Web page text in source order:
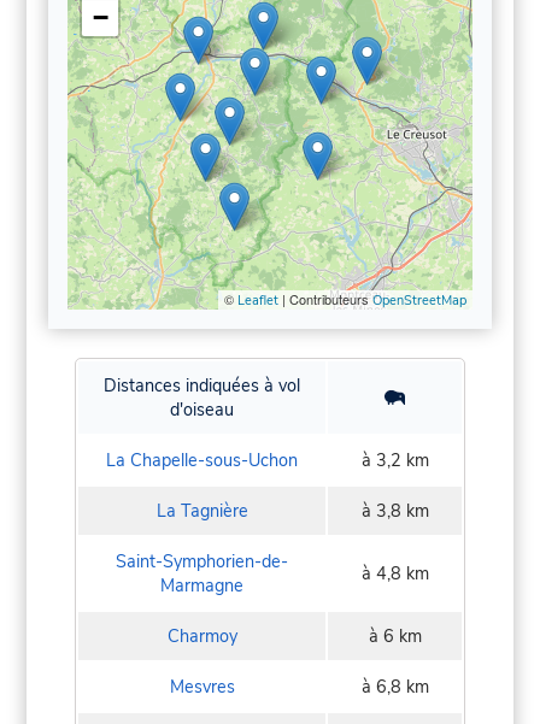
−
© Leaflet| ContributeursOpenStreetMap
Distances indiquées à vol
d'oiseau
La Chapelle-sous-Uchon à 3,2 km
La Tagnière à 3,8 km
Saint-Symphorien-de-
Marmagne
à 4,8 km
Charmoy à 6 km
Mesvres à 6,8 km